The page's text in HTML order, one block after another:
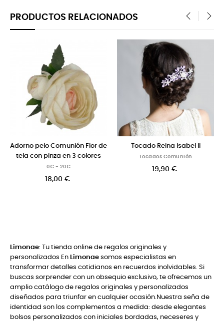
PRODUCTOS RELACIONADOS
Adorno pelo Comunión Flor de
tela con pinza en 3 colores
0€ - 20€
18,00 €
Tocado Reina Isabel II
Tocados Comunión
19,90 €
Limonae: Tu tienda online de regalos originales y
personalizados En Limonae somos especialistas en
transformar detalles cotidianos en recuerdos inolvidables. Si
buscas sorprender con un obsequio exclusivo, te ofrecemos un
amplio catálogo de regalos originales y personalizados
diseñados para triunfar en cualquier ocasión.Nuestra seña de
identidad son los complementos a medida: desde elegantes
bolsos personalizados con iniciales bordadas, neceseres y